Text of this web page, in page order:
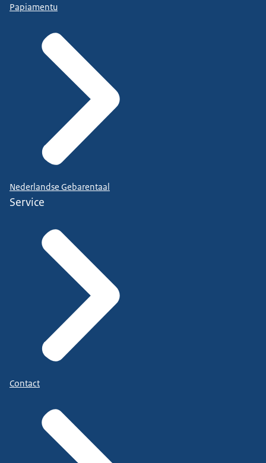
Papiamentu
Nederlandse Gebarentaal
Service
Contact